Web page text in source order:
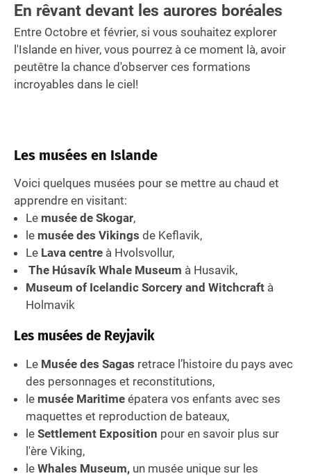
En rêvant devant les aurores boréales
Entre Octobre et février, si vous souhaitez explorer
l'Islande en hiver, vous pourrez à ce moment là, avoir
peutêtre la chance d'observer ces formations
incroyables dans le ciel!
Les musées en Islande
Voici quelques musées pour se mettre au chaud et
apprendre en visitant:
Le musée de Skogar,
le musée des Vikings de Keflavik,
Le Lava centre à Hvolsvollur,
The Húsavík Whale Museum à Husavik,
Museum of Icelandic Sorcery and Witchcraft à
Holmavik
Les musées de Reyjavik
Le Musée des Sagas retrace l’histoire du pays avec
des personnages et reconstitutions,
le musée Maritime épatera vos enfants avec ses
maquettes et reproduction de bateaux,
le Settlement Exposition pour en savoir plus sur
l'ère Viking,
le Whales Museum, un musée unique sur les